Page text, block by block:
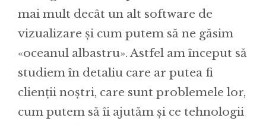
mai mult decât un alt software de
vizualizare și cum putem să ne găsim
«oceanul albastru». Astfel am început să
studiem în detaliu care ar putea fi
clienții noștri, care sunt problemele lor,
cum putem să îi ajutăm și ce tehnologii